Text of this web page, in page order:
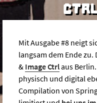
Mit Ausgabe #8 neigt sich die Audiolith-Splitsingle Reihe
langsam dem Ende zu.
& Image Ctrlaus
physisch und digital
Compilation von